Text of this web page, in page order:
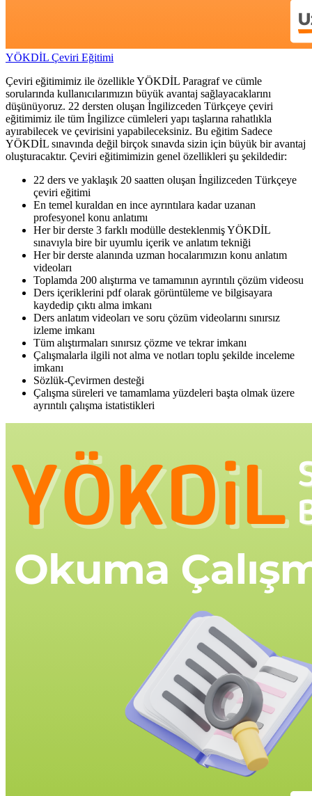
YÖKDİL Çeviri Eğitimi
Çeviri eğitimimiz ile özellikle YÖKDİL Paragraf ve cümle
sorularında kullanıcılarımızın büyük avantaj sağlayacaklarını
düşünüyoruz. 22 dersten oluşan İngilizceden Türkçeye çeviri
eğitimimiz ile tüm İngilizce cümleleri yapı taşlarına rahatlıkla
ayırabilecek ve çevirisini yapabileceksiniz. Bu eğitim Sadece
YÖKDİL sınavında değil birçok sınavda sizin için büyük bir avantaj
oluşturacaktır. Çeviri eğitimimizin genel özellikleri şu şekildedir:
22 ders ve yaklaşık 20 saatten oluşan İngilizceden Türkçeye
çeviri eğitimi
En temel kuraldan en ince ayrıntılara kadar uzanan
profesyonel konu anlatımı
Her bir derste 3 farklı modülle desteklenmiş YÖKDİL
sınavıyla bire bir uyumlu içerik ve anlatım tekniği
Her bir derste alanında uzman hocalarımızın konu anlatım
videoları
Toplamda 200 alıştırma ve tamamının ayrıntılı çözüm videosu
Ders içeriklerini pdf olarak görüntüleme ve bilgisayara
kaydedip çıktı alma imkanı
Ders anlatım videoları ve soru çözüm videolarını sınırsız
izleme imkanı
Tüm alıştırmaları sınırsız çözme ve tekrar imkanı
Çalışmalarla ilgili not alma ve notları toplu şekilde inceleme
imkanı
Sözlük-Çevirmen desteği
Çalışma süreleri ve tamamlama yüzdeleri başta olmak üzere
ayrıntılı çalışma istatistikleri